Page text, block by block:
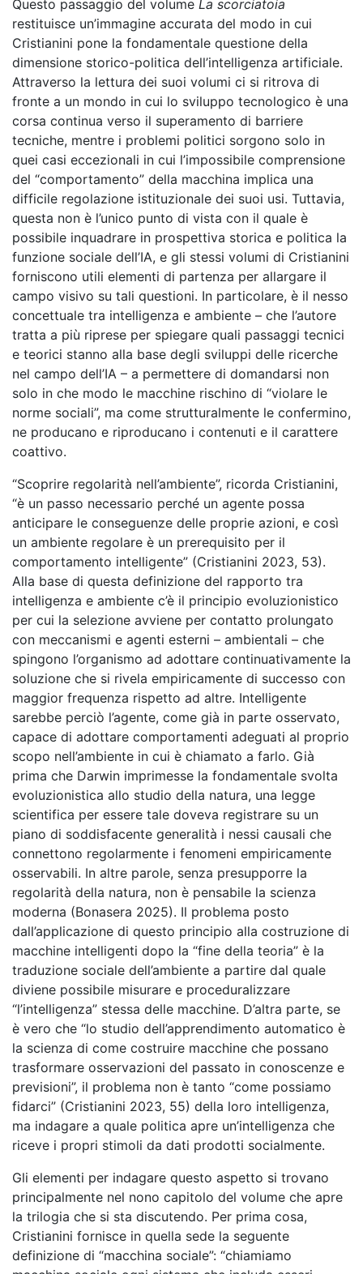
Questo passaggio del volume La scorciatoia
restituisce un’immagine accurata del modo in cui
Cristianini pone la fondamentale questione della
dimensione storico-politica dell’intelligenza artificiale.
Attraverso la lettura dei suoi volumi ci si ritrova di
fronte a un mondo in cui lo sviluppo tecnologico è una
corsa continua verso il superamento di barriere
tecniche, mentre i problemi politici sorgono solo in
quei casi eccezionali in cui l’impossibile comprensione
del “comportamento” della macchina implica una
difficile regolazione istituzionale dei suoi usi. Tuttavia,
questa non è l’unico punto di vista con il quale è
possibile inquadrare in prospettiva storica e politica la
funzione sociale dell’IA, e gli stessi volumi di Cristianini
forniscono utili elementi di partenza per allargare il
campo visivo su tali questioni. In particolare, è il nesso
concettuale tra intelligenza e ambiente – che l’autore
tratta a più riprese per spiegare quali passaggi tecnici
e teorici stanno alla base degli sviluppi delle ricerche
nel campo dell’IA – a permettere di domandarsi non
solo in che modo le macchine rischino di “violare le
norme sociali”, ma come strutturalmente le confermino,
ne producano e riproducano i contenuti e il carattere
coattivo.
“Scoprire regolarità nell’ambiente”, ricorda Cristianini,
“è un passo necessario perché un agente possa
anticipare le conseguenze delle proprie azioni, e così
un ambiente regolare è un prerequisito per il
comportamento intelligente” (Cristianini 2023, 53).
Alla base di questa definizione del rapporto tra
intelligenza e ambiente c’è il principio evoluzionistico
per cui la selezione avviene per contatto prolungato
con meccanismi e agenti esterni – ambientali – che
spingono l’organismo ad adottare continuativamente la
soluzione che si rivela empiricamente di successo con
maggior frequenza rispetto ad altre. Intelligente
sarebbe perciò l’agente, come già in parte osservato,
capace di adottare comportamenti adeguati al proprio
scopo nell’ambiente in cui è chiamato a farlo. Già
prima che Darwin imprimesse la fondamentale svolta
evoluzionistica allo studio della natura, una legge
scientifica per essere tale doveva registrare su un
piano di soddisfacente generalità i nessi causali che
connettono regolarmente i fenomeni empiricamente
osservabili. In altre parole, senza presupporre la
regolarità della natura, non è pensabile la scienza
moderna (Bonasera 2025). Il problema posto
dall’applicazione di questo principio alla costruzione di
macchine intelligenti dopo la “fine della teoria” è la
traduzione sociale dell’ambiente a partire dal quale
diviene possibile misurare e proceduralizzare
“l’intelligenza” stessa delle macchine. D’altra parte, se
è vero che “lo studio dell’apprendimento automatico è
la scienza di come costruire macchine che possano
trasformare osservazioni del passato in conoscenze e
previsioni”, il problema non è tanto “come possiamo
fidarci” (Cristianini 2023, 55) della loro intelligenza,
ma indagare a quale politica apre un’intelligenza che
riceve i propri stimoli da dati prodotti socialmente.
Gli elementi per indagare questo aspetto si trovano
principalmente nel nono capitolo del volume che apre
la trilogia che si sta discutendo. Per prima cosa,
Cristianini fornisce in quella sede la seguente
definizione di “macchina sociale”: “chiamiamo